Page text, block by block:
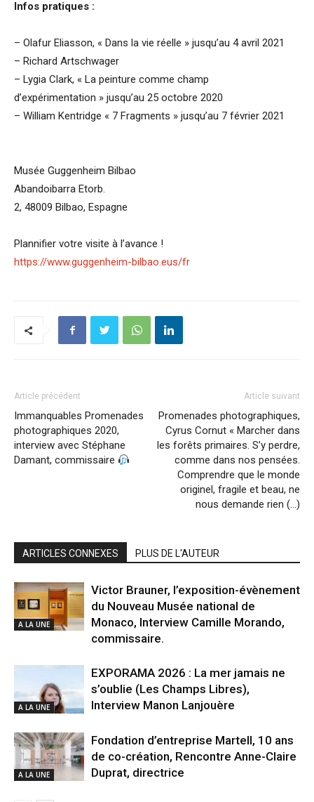
Infos pratiques :
– Olafur Eliasson, « Dans la vie réelle » jusqu’au 4 avril 2021
– Richard Artschwager
– Lygia Clark, « La peinture comme champ
d’expérimentation » jusqu’au 25 octobre 2020
– William Kentridge « 7 Fragments » jusqu’au 7 février 2021
Musée Guggenheim Bilbao
Abandoibarra Etorb.
2, 48009 Bilbao, Espagne
Plannifier votre visite à l’avance !
https://www.guggenheim-bilbao.eus/fr
Article précédent
Immanquables Promenades
photographiques 2020,
interview avec Stéphane
Damant, commissaire
Article suivant
Promenades photographiques,
Cyrus Cornut « Marcher dans
les forêts primaires. S’y perdre,
comme dans nos pensées.
Comprendre que le monde
originel, fragile et beau, ne
nous demande rien (…)
ARTICLES CONNEXES PLUS DE L'AUTEUR
A LA UNE
Victor Brauner, l’exposition-évènement
du Nouveau Musée national de
Monaco, Interview Camille Morando,
commissaire.
A LA UNE
EXPORAMA 2026 : La mer jamais ne
s’oublie (Les Champs Libres),
Interview Manon Lanjouère
A LA UNE
Fondation d’entreprise Martell, 10 ans
de co-création, Rencontre Anne-Claire
Duprat, directrice